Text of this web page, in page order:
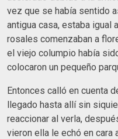
vez que se había sentido
antigua casa, estaba igual
rosales comenzaban a
el viejo columpio había
colocaron un pequeño
Entonces calló en cuenta
llegado hasta allí sin
reaccionar al verla,
vieron ella le echó en cara